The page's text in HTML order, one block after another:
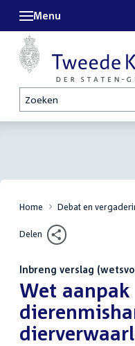
Zoeken
Menu
Home Debat en
Delen
Inbreng verslag
:Wet aanpak